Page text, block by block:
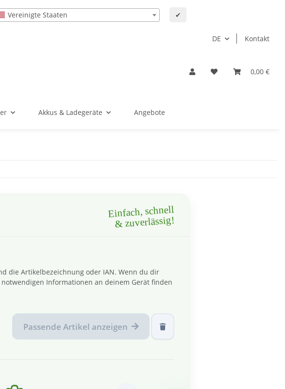
Vereinigte Staaten ✔
DE Kontakt
0,00 €
Akkus & Ladegeräte Angebote
Einfach, schnell
& zuverlässig!
die Artikelbezeichnung oder IAN. Wenn du dir
Informationen an deinem Gerät finden
Passende Artikel anzeigen